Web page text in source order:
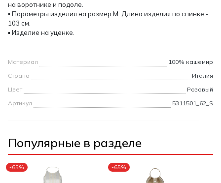
на воротнике и подоле.
▪ Параметры изделия на размер М: Длина изделия по спинке -
103 см.
▪ Изделие на уценке.
Материал
100% кашемир
Страна
Италия
Цвет
Розовый
Артикул
5311501_62_S
Популярные в разделе
-65% -65%